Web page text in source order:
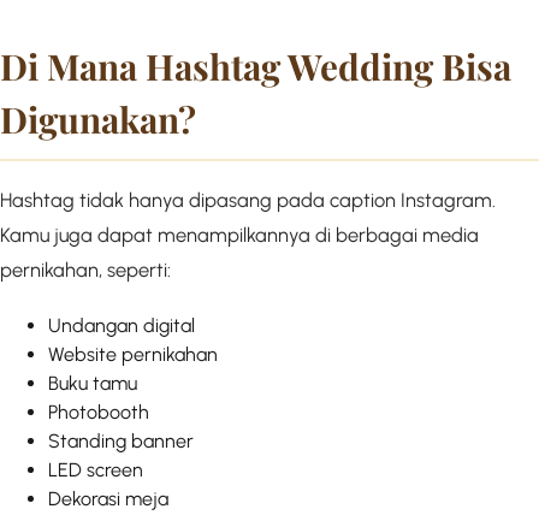
Di Mana Hashtag Wedding Bisa
Digunakan?
Hashtag tidak hanya dipasang pada caption Instagram.
Kamu juga dapat menampilkannya di berbagai media
pernikahan, seperti:
Undangan digital
Website pernikahan
Buku tamu
Photobooth
Standing banner
LED screen
Dekorasi meja